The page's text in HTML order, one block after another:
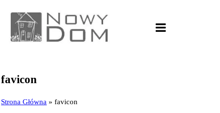
favicon
Strona Główna » favicon